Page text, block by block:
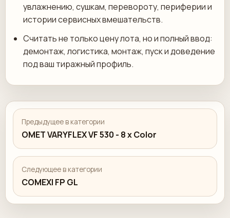
увлажнению, сушкам, перевороту, периферии и
истории сервисных вмешательств.
Считать не только цену лота, но и полный ввод:
демонтаж, логистика, монтаж, пуск и доведение
под ваш тиражный профиль.
Предыдущее в категории
OMET VARYFLEX VF 530 - 8 x Color
Следующее в категории
COMEXI FP GL